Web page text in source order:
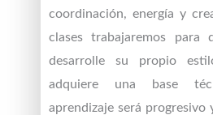
coordinación, energía y
clases trabajaremos para
desarrolle su propio
adquiere una base
aprendizaje será progresivo